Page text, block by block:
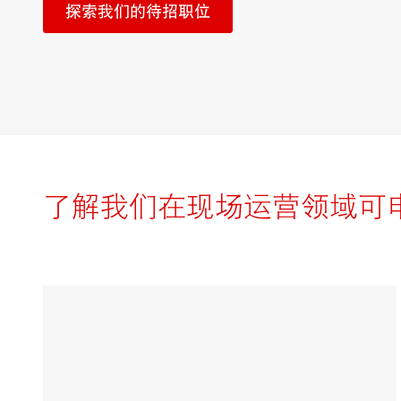
探索我们的待招职位
了解我们在现场运营领域可